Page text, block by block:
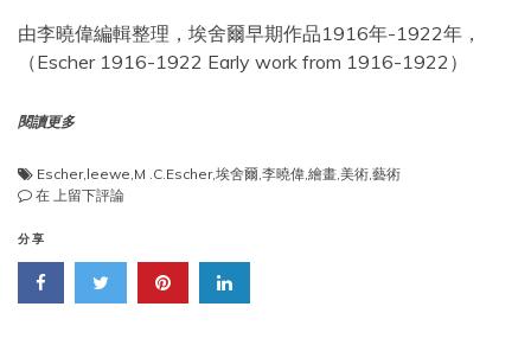
由李曉偉編輯整理，埃舍爾早期作品1916年-1922年，
（Escher 1916-1922 Early work from 1916-1922）
閱讀更多
Escher,leewe,M .C.Escher,埃舍爾,李曉偉,繪畫,美術,藝術
在 埃
早
作
上留下評論
分享